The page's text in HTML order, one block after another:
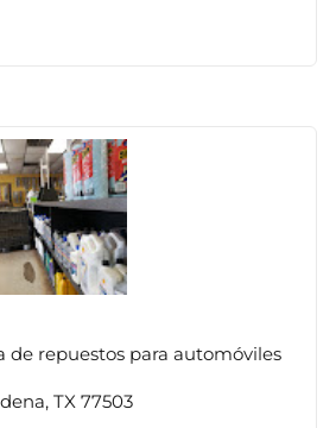
de repuestos para automóviles
TX 77503